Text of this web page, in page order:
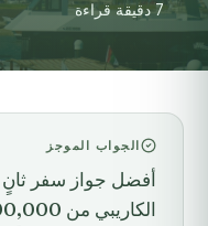
7 دقيقة قراءة
الجواب الموجز